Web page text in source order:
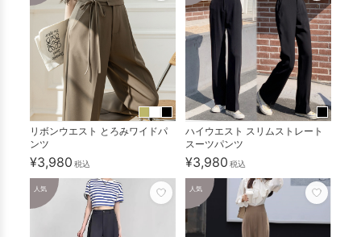
リボンウエスト とろみワイドパ
ンツ
¥3,980 税込
ハイウエスト スリムストレート
スーツパンツ
¥3,980 税込
人気 人気